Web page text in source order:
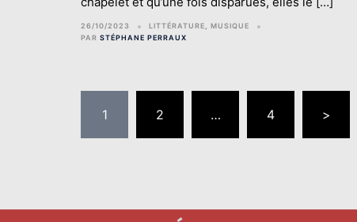
26/10/2023 LITTÉRATURE
MUSIQUE
PAR STÉPHANE PERRAUX
DES
1 2 … 4 >